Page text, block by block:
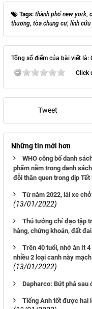
Tags: thành phố new york,
thương, tòa chung cư, lính cứu
Tổng số điểm của bài viết là:
Click
Tweet
Những tin mới hơn
WHO công bố danh
phẩm nằm trong danh
đỗi thân quen trong dịp
Từ năm 2022, lái xe
(13/01/2022)
Thủ tướng chỉ đạo tập
hàng, chứng khoán, đất
Trên 40 tuổi, nhớ ăn ít
nhiều 2 loại canh này
(13/01/2022)
Dapharco: Bứt phá sau
Tiếng Anh tốt được hai